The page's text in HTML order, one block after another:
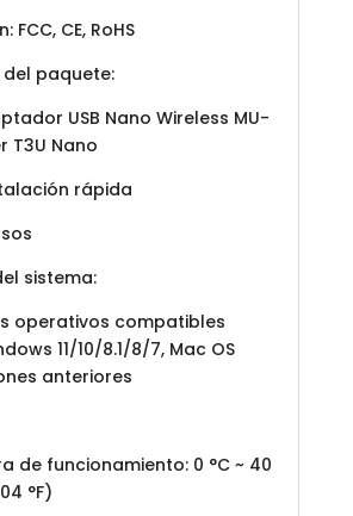
CE, RoHS
paquete:
USB Nano Wireless MU-
T3U Nano
rápida
sistema:
operativos compatibles
11/10/8.1/8/7, Mac OS
anteriores
de funcionamiento: 0 °C ~ 40
°F)